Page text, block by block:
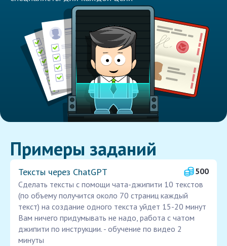
Примеры заданий
Тексты через ChatGPT
500
Сделать тексты с помощи чата-джипити 10 текстов
(по объему получится около 70 страниц каждый
текст) на создание одного текста уйдет 15-20 минут
Вам ничего придумывать не надо, работа с чатом
джипити по инструкции. - обучение по видео 2
минуты